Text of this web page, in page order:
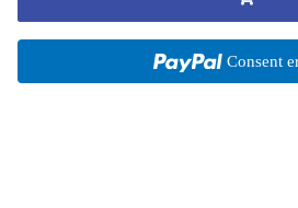
Consent